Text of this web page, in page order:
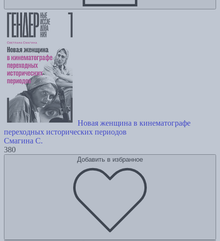
Новая женщина в кинематографе
переходных исторических периодов
Смагина С.
380
Добавить в избранное